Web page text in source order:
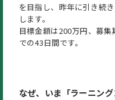
を目指し、昨年に引き続
します。
目標金額は200万円、募
での43日間です。
なぜ、いま「ラーニン